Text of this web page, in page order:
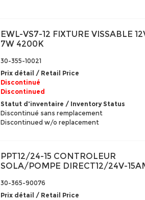
EWL-VS7-12 FIXTURE VISSABLE
7W 4200K
30-355-10021
Prix détail / Retail Price
Discontinué
Discontinued
Statut d'inventaire / Inventory Status
Discontinué sans remplacement
Discontinued w/o replacement
PPT12/24-15 CONTROLEUR
SOLA/POMPE DIRECT12/24V-
30-365-90076
Prix détail / Retail Price